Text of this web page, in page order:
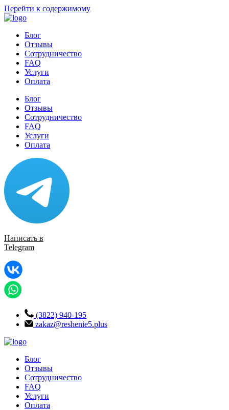
Перейти к содержимому
Блог
Отзывы
Сотрудничество
FAQ
Услуги
Оплата
Блог
Отзывы
Сотрудничество
FAQ
Услуги
Оплата
Написать в
Telegram
(3822) 940-195
zakaz@reshenie5.plus
Блог
Отзывы
Сотрудничество
FAQ
Услуги
Оплата